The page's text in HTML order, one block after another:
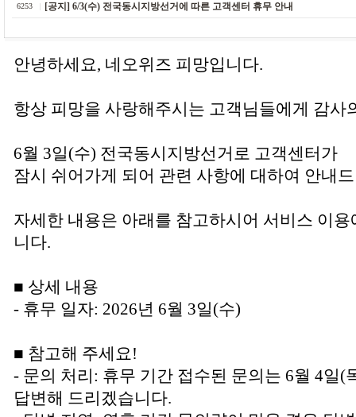
6253 [공지] 6/3(수) 전국동시지방선거에 따른 고객센터 휴무 안내
안녕하세요, 네오위즈 피망입니다.
항상 피망을 사랑해주시는 고객님들에게 감사
6월 3일(수) 전국동시지방선거로 고객센터가
잠시 쉬어가게 되어 관련 사항에 대하여 안내
자세한 내용은 아래를 참고하시어 서비스 이
니다.
■ 상세 내용
- 휴무 일자: 2026년 6월 3일(수)
■ 참고해 주세요!
- 문의 처리: 휴무 기간 접수된 문의는 6월 4일(
답변해 드리겠습니다.